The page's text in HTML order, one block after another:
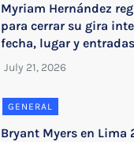
Myriam Hernández
para cerrar su gira
fecha, lugar y entradas
GENERAL
Bryant Myers en Lima